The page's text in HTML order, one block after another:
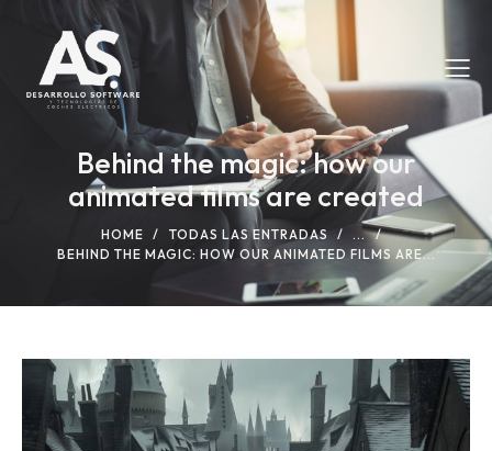
Behind the magic: how our
animated films are created
HOME TODAS LAS ENTRADAS
...
BEHIND THE MAGIC: HOW OUR ANIMATED FILMS ARE...